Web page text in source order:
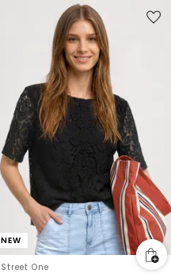
NEW
Street One